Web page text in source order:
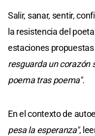
Salir, sanar, sentir,
la resistencia del
estaciones
resguarda un corazón
poema tras poema".
En el contexto de
pesa la esperanza",